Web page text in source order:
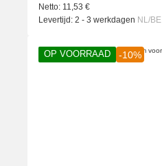
Netto: 11,53 €
Levertijd: 2 - 3 werkdagen NL/BE
OP VOORRAAD -10%